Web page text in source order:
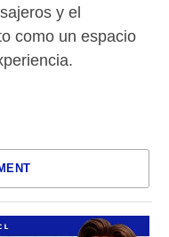
y el
como un espacio